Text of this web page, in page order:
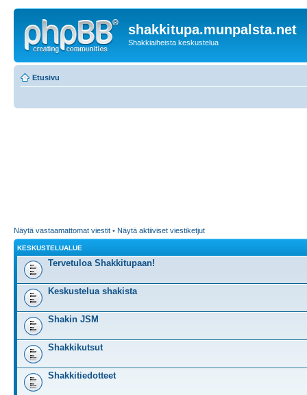
shakkitupa.munpalsta.net
Shakkiaiheista keskustelua
Etusivu
Näytä vastaamattomat viestit • Näytä aktiiviset viestiketjut
KESKUSTELUALUE
Tervetuloa Shakkitupaan!
Keskustelua shakista
Shakin JSM
Shakkikutsut
Shakkitiedotteet